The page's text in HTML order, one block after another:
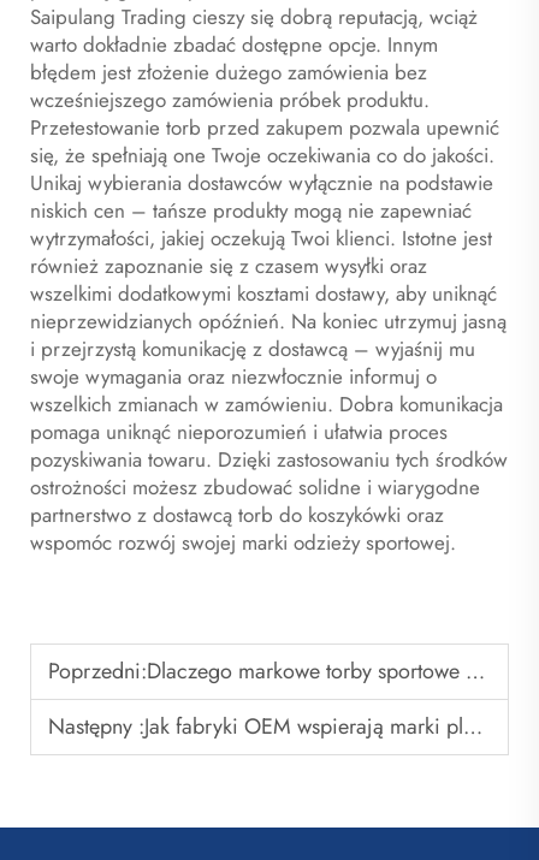
Saipulang Trading cieszy się dobrą reputacją, wciąż
warto dokładnie zbadać dostępne opcje. Innym
błędem jest złożenie dużego zamówienia bez
wcześniejszego zamówienia próbek produktu.
Przetestowanie torb przed zakupem pozwala upewnić
się, że spełniają one Twoje oczekiwania co do jakości.
Unikaj wybierania dostawców wyłącznie na podstawie
niskich cen – tańsze produkty mogą nie zapewniać
wytrzymałości, jakiej oczekują Twoi klienci. Istotne jest
również zapoznanie się z czasem wysyłki oraz
wszelkimi dodatkowymi kosztami dostawy, aby uniknąć
nieprzewidzianych opóźnień. Na koniec utrzymuj jasną
i przejrzystą komunikację z dostawcą – wyjaśnij mu
swoje wymagania oraz niezwłocznie informuj o
wszelkich zmianach w zamówieniu. Dobra komunikacja
pomaga uniknąć nieporozumień i ułatwia proces
pozyskiwania towaru. Dzięki zastosowaniu tych środków
ostrożności możesz zbudować solidne i wiarygodne
partnerstwo z dostawcą torb do koszykówki oraz
wspomóc rozwój swojej marki odzieży sportowej.
Poprzedni:Dlaczego markowe torby sportowe są skutecznymi produktami promocyjnymi
Następny :Jak fabryki OEM wspierają marki plecaków do koszykówki z etykietą własną